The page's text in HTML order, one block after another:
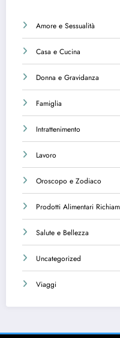
Amore e Sessualità
Casa e Cucina
Donna e Gravidanza
Famiglia
Intrattenimento
Lavoro
Oroscopo e Zodiaco
Prodotti Alimentari
Salute e Bellezza
Uncategorized
Viaggi